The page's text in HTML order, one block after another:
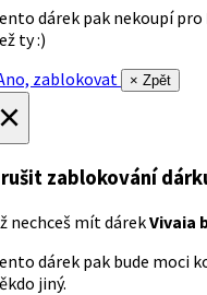
dárek pak nekoupí pro
ty :)
zablokovat
× Zpět
zablokování
nechceš mít dárekVivaia
dárek pak bude moci
jiný.